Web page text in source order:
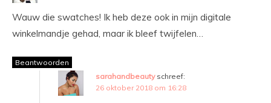
Wauw die swatches! Ik heb deze ook in mijn digitale
winkelmandje gehad, maar ik bleef twijfelen…
Beantwoorden
sarahandbeauty schreef:
26 oktober 2018 om 16:28